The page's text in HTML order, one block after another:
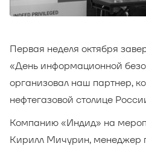
Первая неделя октября
«День информационной
организовал наш партнер,
нефтегазовой столице
Компанию «Индид» на
Кирилл Мичурин, менеджер